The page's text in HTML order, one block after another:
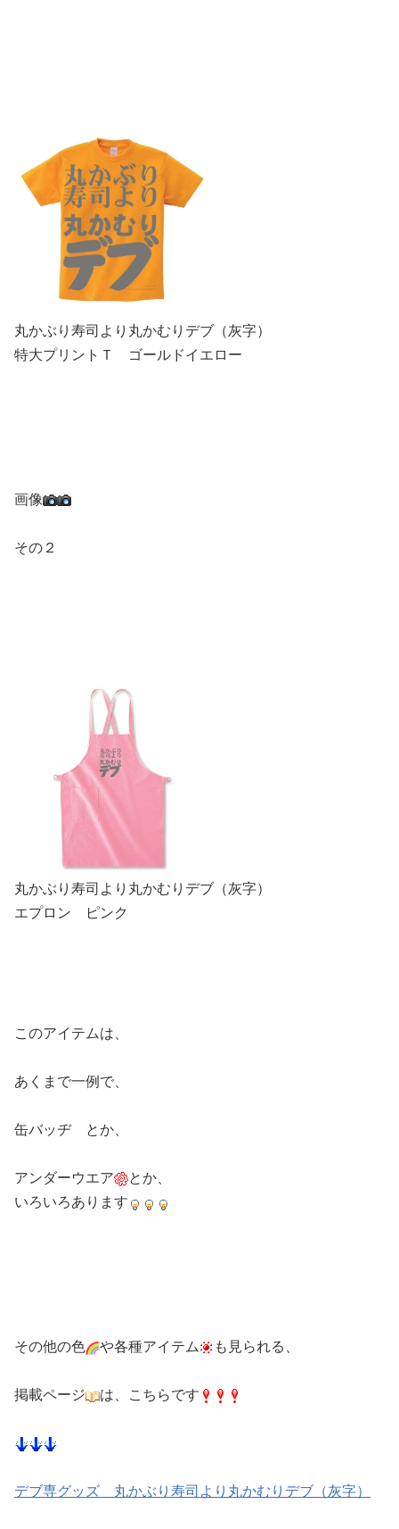
丸かぶり寿司より丸かむりデブ（灰字）
特大プリントＴ ゴールドイエロー
画像
その２
丸かぶり寿司より丸かむりデブ（灰字）
エプロン ピンク
このアイテムは、
あくまで一例で、
缶バッヂ とか、
アンダーウエア
とか、
いろいろあります
その他の色 や各種アイテム も見られる、
掲載ページ は、こちらです
デブ専グッズ 丸かぶり寿司より丸かむりデブ（灰字）